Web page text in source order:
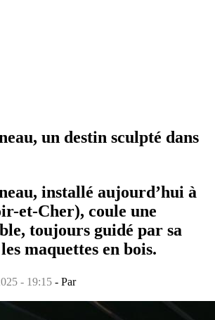
un destin sculpté dans
installé aujourd’hui à
et-Cher), coule une
toujours guidé par sa
maquettes en bois.
- 19:15 - Par